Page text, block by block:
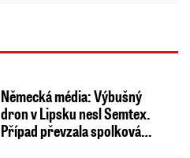
Německá média: Výbušný
dron v Lipsku nesl Semtex.
Případ převzala spolková…